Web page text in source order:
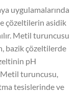
uygulamalarında
çözeltilerin asidik
Metil turuncusu
bazik çözeltilerde
pH
turuncusu,
tesislerinde ve